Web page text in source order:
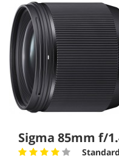
Sigma 85mm f/